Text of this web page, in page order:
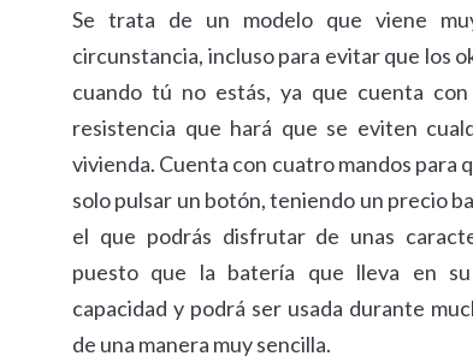
Se trata de un modelo que viene
circunstancia, incluso para evitar que los
cuando tú no estás, ya que cuenta
resistencia que hará que se eviten
vivienda. Cuenta con cuatro mandos para
solo pulsar un botón, teniendo un precio
el que podrás disfrutar de unas
puesto que la batería que lleva en
capacidad y podrá ser usada durante
de una manera muy sencilla.